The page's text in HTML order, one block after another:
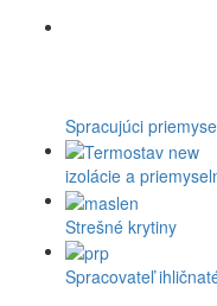
Spracujúci
izolácie a
Strešné krytiny
Spracovateľ